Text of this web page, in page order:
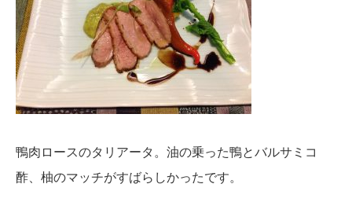
鴨肉ロースのタリアータ。油の乗った鴨とバルサミコ
酢、柚のマッチがすばらしかったです。